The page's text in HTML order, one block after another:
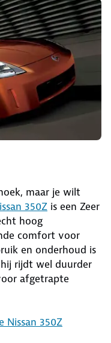
maar je wilt
350Z is een Zeer
hoog
comfort voor
en onderhoud is
rijdt wel duurder
afgetrapte
Nissan 350Z